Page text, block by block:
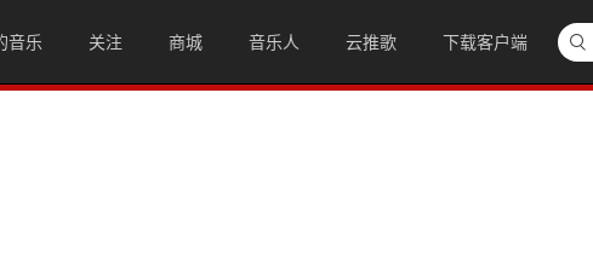
音乐 关注 商城 音乐人 云推歌 下载客户端